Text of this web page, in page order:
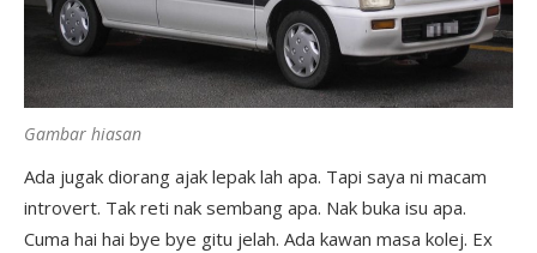
Gambar hiasan
Ada jugak diorang ajak lepak lah apa. Tapi saya ni macam
introvert. Tak reti nak sembang apa. Nak buka isu apa.
Cuma hai hai bye bye gitu jelah. Ada kawan masa kolej. Ex